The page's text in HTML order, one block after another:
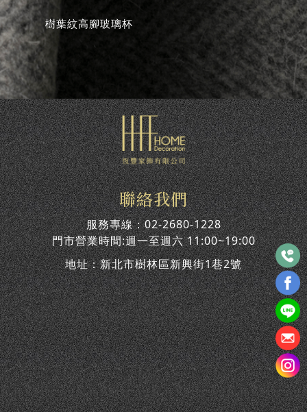
樹葉紋高腳玻璃杯
聯絡我們
服務專線：02-2680-1228
門市營業時間:週一至週六 11:00~19:00
地址：新北市樹林區新興街1巷2號